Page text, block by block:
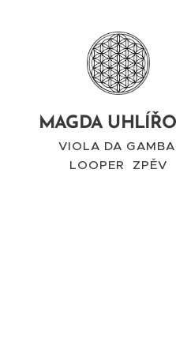
MAGDA
VIOLA DA GAMBA
LOOPER ZPĚV